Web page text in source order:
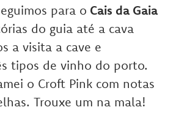
para o Cais da Gaia
do guia até a cava
a visita a cave e
tipos de vinho do porto.
o Croft Pink com notas
Trouxe um na mala!